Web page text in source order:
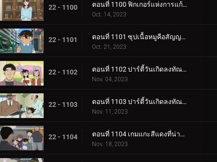
22 - 1100 ตอนที่ 1100 ฟิกเกอร์แห่งการแก้แค้น
Oct. 14, 2023
22 - 1101 ตอนที่ 1101 ซุปเนื้อหมูคือสัญญาณเดิมพันชีวิต
Oct. 21, 2023
22 - 1102 ตอนที่ 1102 ปาร์ตี้วันเกิดลงทัณฑ์ (ภาคแรก)
Nov. 04, 2023
22 - 1103 ตอนที่ 1103 ปาร์ตี้วันเกิดลงทัณฑ์ (ภาคจบ)
Nov. 11, 2023
22 - 1104 ตอนที่ 1104 เกมแกะสีแดงที่น่าสะพรึงกลัว (ภาคแรก)
Nov. 18, 2023